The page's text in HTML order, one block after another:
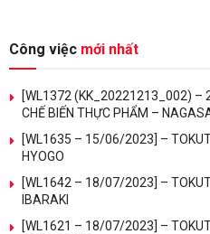
Công việc mới nhất
[WL1372 (KK_20221213_002) –
CHẾ BIẾN THỰC PHẨM –
[WL1635 – 15/06/2023] –
HYOGO
[WL1642 – 18/07/2023] –
IBARAKI
[WL1621 – 18/07/2023] –